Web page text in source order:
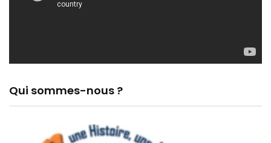
Qui sommes-nous ?